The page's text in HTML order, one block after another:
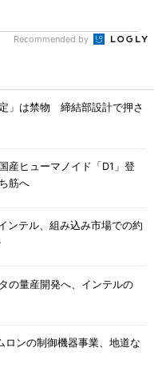
Recommended by
」は禁物 締結部設計で押さ
ヒューマノイド「D1」登
筋へ
ンテル、組み込み市場での約
の量産開発へ、インテルの
ロンの制御機器事業、地道な